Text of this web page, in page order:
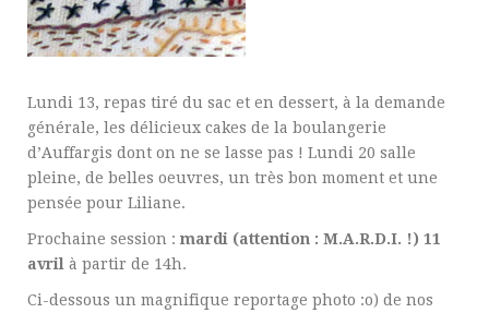
Lundi 13, repas tiré du sac et en dessert, à la demande
générale, les délicieux cakes de la boulangerie
d’Auffargis dont on ne se lasse pas ! Lundi 20 salle
pleine, de belles oeuvres, un très bon moment et une
pensée pour Liliane.
Prochaine session : mardi (attention : M.A.R.D.I. !) 11
avril à partir de 14h.
Ci-dessous un magnifique reportage photo :o) de nos